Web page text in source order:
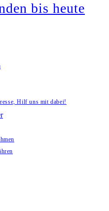
bis heute
Hilf uns mit dabei!